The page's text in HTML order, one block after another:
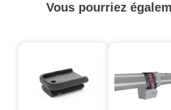
Vous pourriez